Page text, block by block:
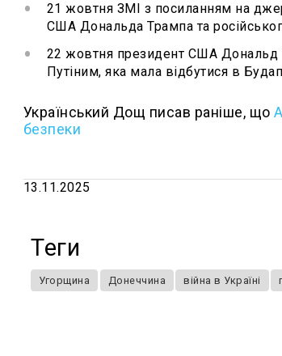
21 жовтня ЗМІ з посиланням на
США Дональда Трампа та
22 жовтня президент США Дональд
Путіним, яка мала відбутися в
Український Дощ писав раніше, що
безпеки
13.11.2025
Теги
Угорщина Донеччина війна в Україні